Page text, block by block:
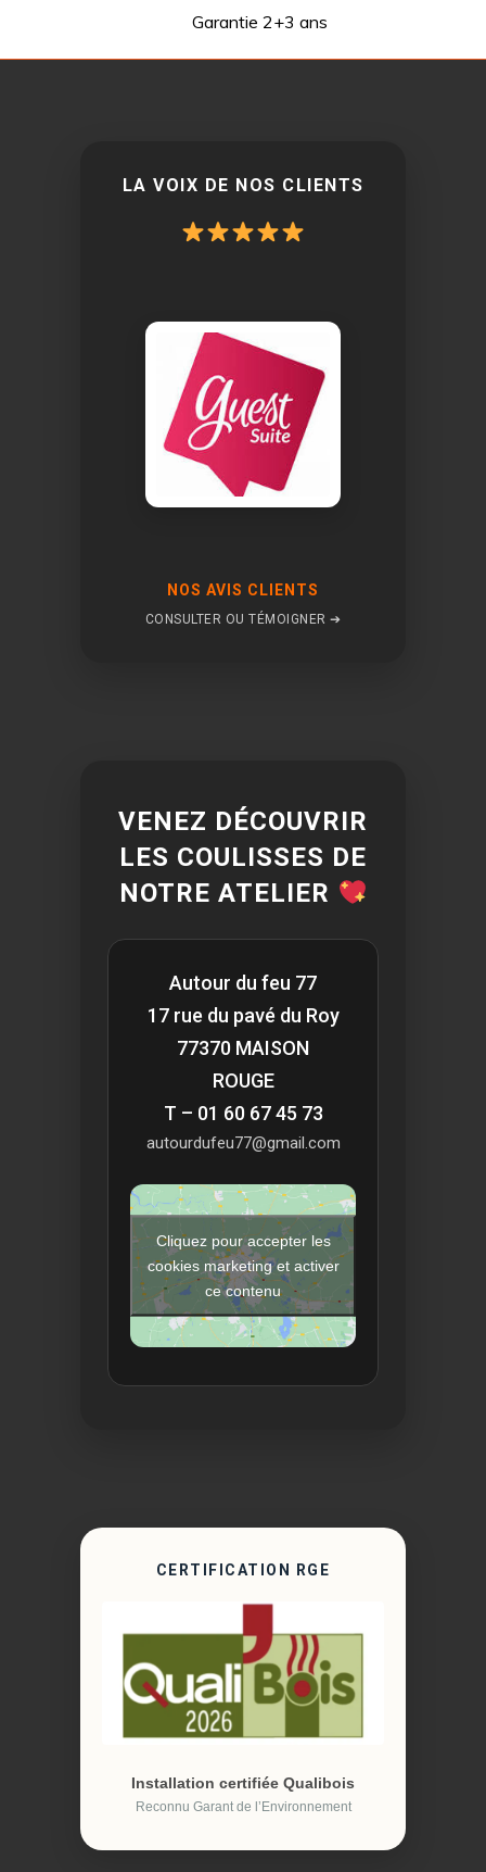
Garantie 2+3 ans
LA VOIX DE NOS CLIENTS
NOS AVIS CLIENTS
CONSULTER OU TÉMOIGNER ➔
VENEZ DÉCOUVRIR
LES COULISSES DE
NOTRE ATELIER
Autour du feu 77
17 rue du pavé du Roy
77370 MAISON
ROUGE
T – 01 60 67 45 73
autourdufeu77@gmail.com
Cliquez pour accepter les
cookies marketing et activer
ce contenu
CERTIFICATION RGE
Installation certifiée Qualibois
Reconnu Garant de l’Environnement